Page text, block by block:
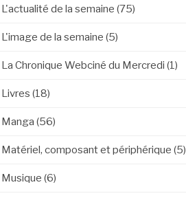
L'actualité de la semaine (75)
L'image de la semaine (5)
La Chronique Webciné du Mercredi (1)
Livres (18)
Manga (56)
Matériel, composant et périphérique (5)
Musique (6)